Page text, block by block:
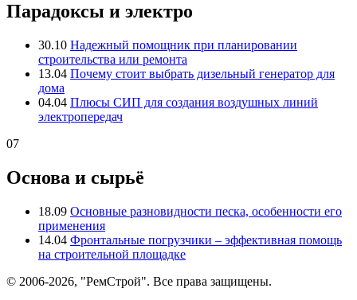
Парадоксы и электро
30.10 Надежный помощник при планировании
строительства или ремонта
13.04 Почему стоит выбрать дизельный генератор для
дома
04.04 Плюсы СИП для создания воздушных линий
электропередач
07
Основа и сырьё
18.09 Основные разновидности песка, особенности его
применения
14.04 Фронтальные погрузчики – эффективная помощь
на строительной площадке
© 2006-2026, "РемСтрой". Все права защищены.